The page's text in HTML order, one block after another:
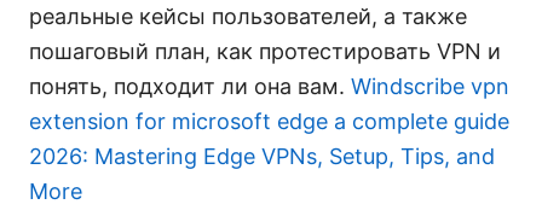
реальные кейсы пользователей, а также
пошаговый план, как протестировать VPN и
понять, подходит ли она вам. Windscribe vpn
extension for microsoft edge a complete guide
2026: Mastering Edge VPNs, Setup, Tips, and
More